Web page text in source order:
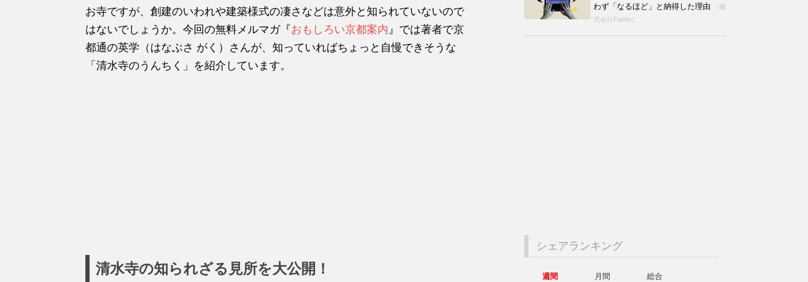
お寺ですが、創建のいわれや建築様式の凄さなどは意外と知られていないので
はないでしょうか。今回の無料メルマガ『おもしろい京都案内 』では著者で京
都通の英学（はなぶさ がく）さんが、知っていればちょっと自慢できそうな
「清水寺のうんちく」を紹介しています。
清水寺の知られざる見所を大公開！
わず「なるほど」と納得した理由
（株
式会社Fulmo）
シェアランキング
週間 月間
総合